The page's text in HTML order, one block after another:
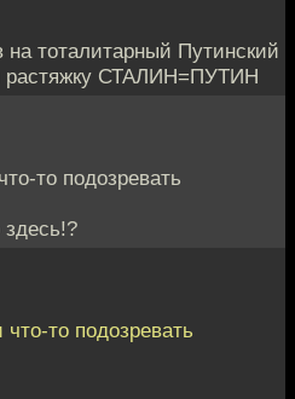
тоталитарный Путинский
растяжку СТАЛИН=ПУТИН
то подозревать
здесь!?
то подозревать